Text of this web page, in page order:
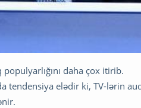
daha çox itirib.
elədir ki, TV-lərin